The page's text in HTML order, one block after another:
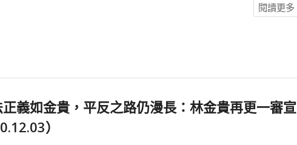
閱讀更多
正義如金貴，平反之路仍漫長：林金貴再更一審宣
）